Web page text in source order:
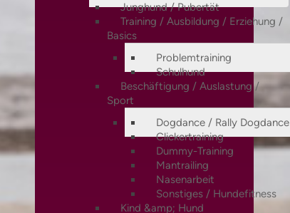
Junghund / Pubertät
Training / Ausbildung / Erziehung /
Basics
Problemtraining
Schulhund
Beschäftigung / Auslastung /
Sport
Dogdance / Rally Dogdance
Clickertraining
Dummy-Training
Mantrailing
Nasenarbeit
Sonstiges / Hundefitness
Kind &amp; Hund